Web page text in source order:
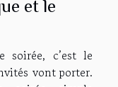
et le
soirée, c’est le
vont porter.